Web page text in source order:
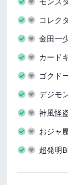
コレク
金田一
カード
ゴクド
デジモ
神風怪
おジャ
超発明